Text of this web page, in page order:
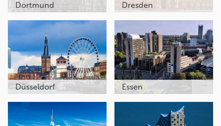
Dortmund Dresden
Düsseldorf Essen